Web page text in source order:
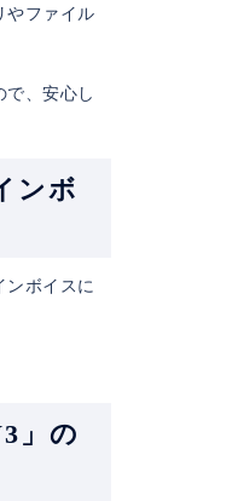
やファイル
、安心し
ンボ
ボイスに
」の